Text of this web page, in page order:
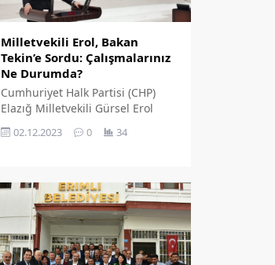
Milletvekili Erol, Bakan
Tekin’e Sordu: Çalışmalarınız
Ne Durumda?
Cumhuriyet Halk Partisi (CHP)
Elazığ Milletvekili Gürsel Erol
Elazığ İl Genel Meclisi'nin 2021
Yılının Şubat Ayı'nda yaptığı
devredilen arsalarla ilgili soru
önergesi verdi.
02.12.2023 0 34